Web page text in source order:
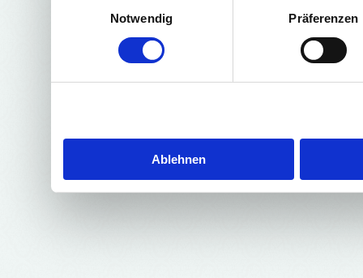
möglicherweise mit
bereitgestellt haben oder
Dienste gesammelt haben.
Notwendig
Präferenzen
Ablehnen